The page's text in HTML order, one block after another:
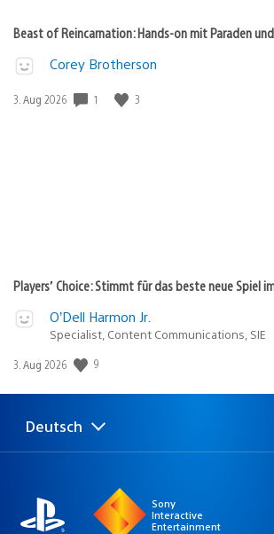
Beast of Reincarnation: Hands-on mit Paraden
Corey Brotherson
Veröffentlichungsdatum:
3. Aug 2026 1 3
Players’ Choice: Stimmt für das beste neue Spiel
O’Dell Harmon Jr.
Specialist, Content Communications, SIE
Veröffentlichungsdatum:
3. Aug 2026 9
Select
a
Aktuelle
Region:
Deutsch
Sony
Interactive
Entertainment